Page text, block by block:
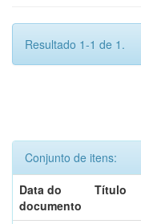
Resultado 1-1 de 1.
Conjunto de itens:
Data do
documento
Título